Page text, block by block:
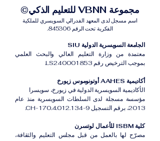
مجموعة VBNN للتعليم الذكي©
اسم مسجل لدى المعهد الفدرالي السويسري للملكية
الفكرية تحت الرقم 845306.
الجامعة السويسرية الدولية SIU
معتمدة من وزارة التعليم العالي والبحث العلمي
بموجب الترخيص رقم LS240001853.
أكاديمية AAHES أوتونوموس زيورخ
الأكاديمية السويسرية الدولية في زيورخ، سويسرا
مؤسسة مسجلة لدى السلطات السويسرية منذ عام
2013، برقم التسجيل CH-170.4.012.134-9.
كلية ISBM للأعمال لوتسرن
مصرّح لها بالعمل من قبل مجلس التعليم والثقافة،